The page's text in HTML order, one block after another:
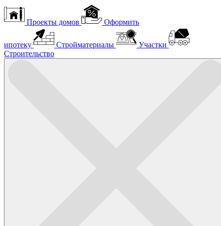
Проекты домов Оформить
ипотеку Стройматериалы
Участки
Строительство